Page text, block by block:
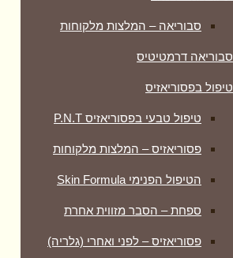
סבוריאה – המלצות מלקוחות
סבוריאה דרמטיטיס
טיפול בפסוריאזיס
טיפול טבעי בפסוריאזיס P.N.T
פסוריאזיס – המלצות מלקוחות
הטיפול הפנימי Skin Formula
ספחת – הסבר מזווית אחרת
פסוריאזיס – לפני ואחרי (גלריה)